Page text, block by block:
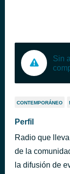
Sin
CONTEMPORÁNEO
Perfil
Radio que
de la
la difusión de